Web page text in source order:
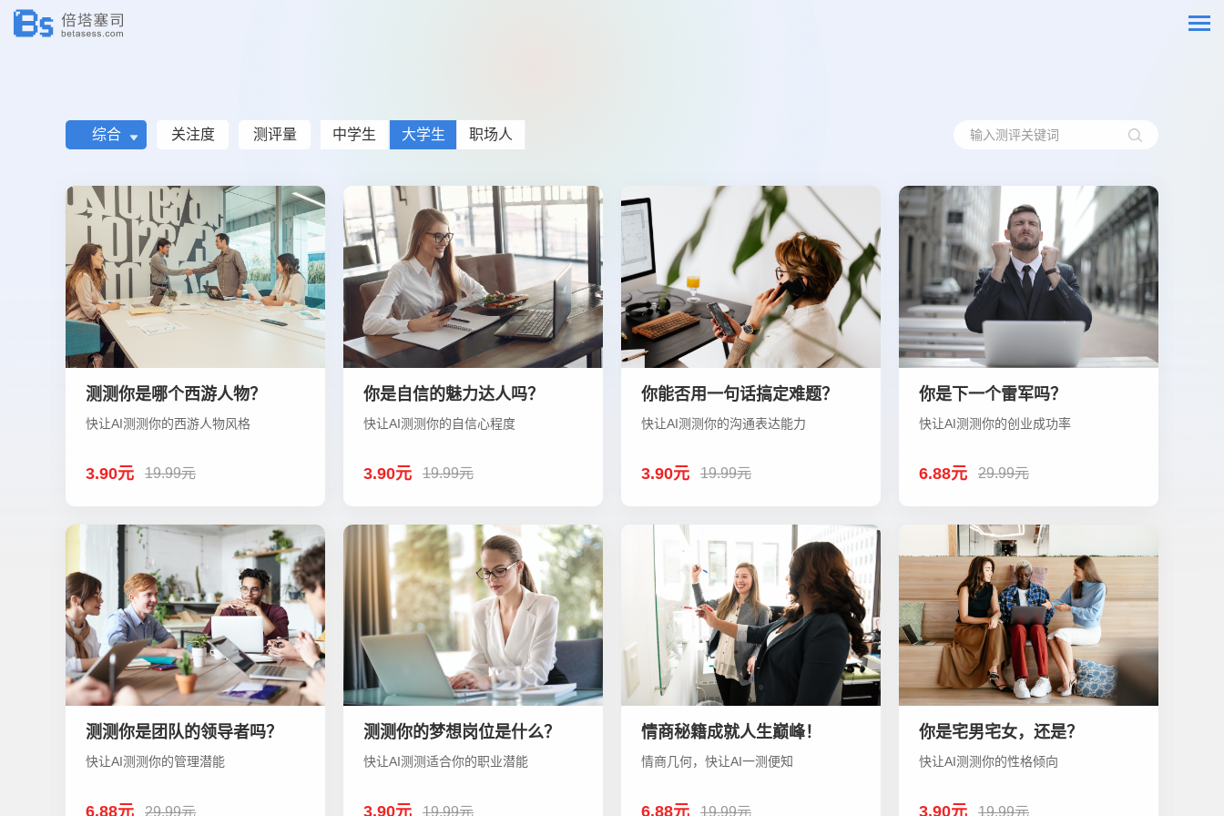
综合 关注度 测评量 中学生 大学生 职场人
测测你是哪个西游人物？
快让AI测测你的西游人物风格
3.90元 19.99元
你是自信的魅力达人吗？
快让AI测测你的自信心程度
3.90元 19.99元
你能否用一句话搞定难题？
快让AI测测你的沟通表达能力
3.90元 19.99元
你是下一个雷军吗？
快让AI测测你的创业成功率
6.88元 29.99元
测测你是团队的领导者吗？
快让AI测测你的管理潜能
6.88元 29.99元
测测你的梦想岗位是什么？
快让AI测测适合你的职业潜能
3.90元 19.99元
情商秘籍成就人生巅峰！
情商几何，快让AI一测便知
6.88元 19.99元
你是宅男宅女，还是？
快让AI测测你的性格倾向
3.90元 19.99元